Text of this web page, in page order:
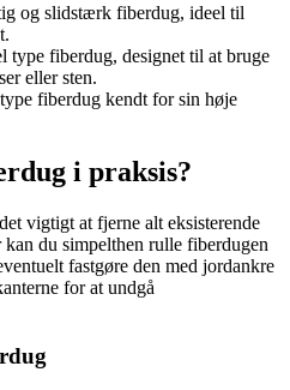
og slidstærk fiberdug, ideel til
type fiberdug, designet til at bruge
eller sten.
fiberdug kendt for sin høje
i praksis?
vigtigt at fjerne alt eksisterende
du simpelthen rulle fiberdugen
fastgøre den med jordankre
for at undgå